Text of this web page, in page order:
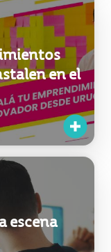
en el
escena